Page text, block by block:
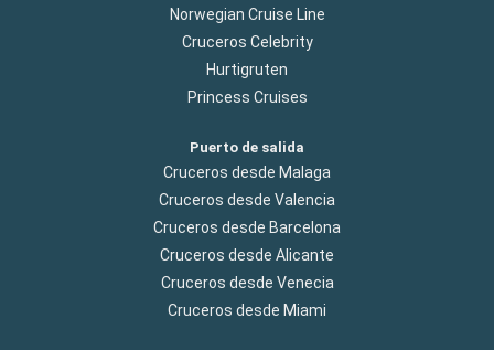
Norwegian Cruise Line
Cruceros Celebrity
Hurtigruten
Princess Cruises
Puerto de salida
Cruceros desde Malaga
Cruceros desde Valencia
Cruceros desde Barcelona
Cruceros desde Alicante
Cruceros desde Venecia
Cruceros desde Miami